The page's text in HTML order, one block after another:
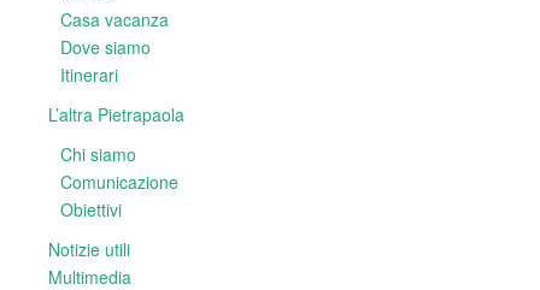
Casa vacanza
Dove siamo
Itinerari
L’altra Pietrapaola
Chi siamo
Comunicazione
Obiettivi
Notizie utili
Multimedia